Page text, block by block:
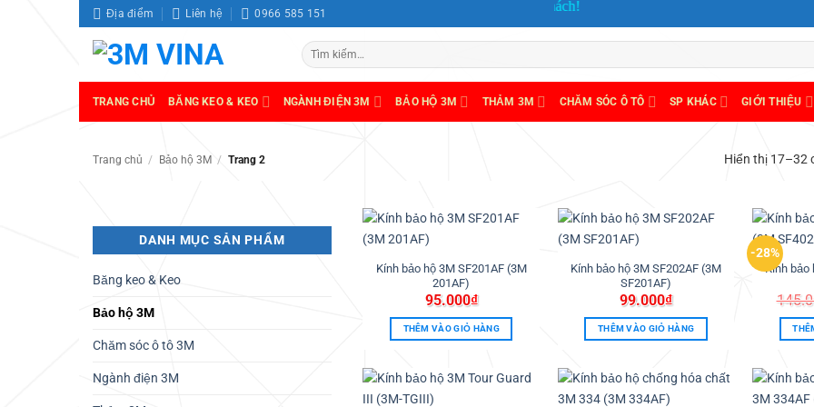
qua
nội
Địa điểm Liên hệ 0966 585 151 Cảm ơn quý khách!
Tìm
kiếm:
TRANG CHỦ BĂNG KEO & KEO NGÀNH ĐIỆN 3M BẢO HỘ 3M THẢM 3M CHĂM SÓC Ô TÔ SP KHÁC GIỚI THIỆU
Trang chủ / Bảo hộ 3M / Trang 2 Hiển thị 17–32
DANH MỤC SẢN PHẨM
Băng keo & Keo
Bảo hộ 3M
Chăm sóc ô tô 3M
Ngành điện 3M
vào
ưa
Kính bảo hộ 3M SF201AF (3M
201AF)
95.000₫
THÊM VÀO GIỎ HÀNG
vào
ưa
Kính bảo hộ 3M SF202AF (3M
SF201AF)
99.000₫
THÊM VÀO GIỎ HÀNG
-28%
Kính bảo